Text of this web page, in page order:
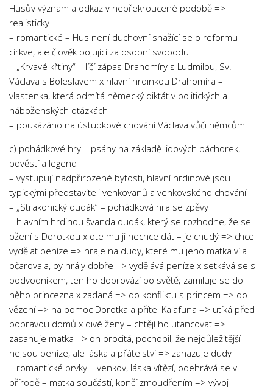
Psychologie a Sociologie
Společenské vědy
Technika
Účetnictví
Zeměpis
Novinky
Husův význam a odkaz v nepřekroucené podobě =>
realisticky
– romantické – Hus není duchovní snažící se o reformu
církve, ale člověk bojující za osobní svobodu
– „Krvavé křtiny“ – líčí zápas Drahomíry s Ludmilou, Sv.
Václava s Boleslavem x hlavní hrdinkou Drahomíra –
vlastenka, která odmítá německý diktát v politických a
náboženských otázkách
– poukázáno na ústupkové chování Václava vůči němcům
c) pohádkové hry – psány na základě lidových báchorek,
pověstí a legend
– vystupují nadpřirozené bytosti, hlavní hrdinové jsou
typickými představiteli venkovanů a venkovského chování
– „Strakonický dudák“ – pohádková hra se zpěvy
– hlavním hrdinou švanda dudák, který se rozhodne, že se
ožení s Dorotkou x ote mu ji nechce dát – je chudý => chce
vydělat peníze => hraje na dudy, které mu jeho matka víla
očarovala, by hrály dobře => vydělává peníze x setkává se s
podvodníkem, ten ho doprovází po světě; zamiluje se do
něho princezna x zadaná => do konfliktu s princem => do
vězení => na pomoc Dorotka a přítel Kalafuna => utíká před
popravou domů x divé ženy – chtějí ho utancovat =>
zasahuje matka => on procitá, pochopil, že nejdůležitější
nejsou peníze, ale láska a přátelství => zahazuje dudy
– romantické prvky – venkov, láska vítězí, odehrává se v
přírodě – matka součástí, končí zmoudřením => vývoj